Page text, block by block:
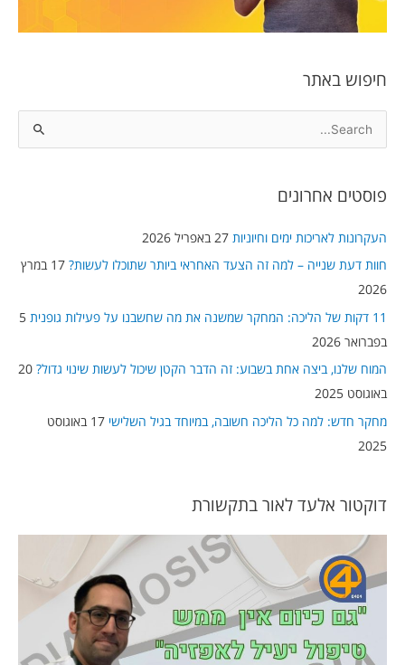
חיפוש באתר
r
r
:
פוסטים אחרונים
העקרונות לאריכות ימים וחיוניות 27 באפריל 2026
חוות דעת שנייה – למה זה הצעד האחראי ביותר שתוכלו לעשות?
17 במרץ
2026
11 דקות של הליכה: המחקר שמשנה את מה שחשבנו על פעילות גופנית
5
בפברואר 2026
המוח שלנו, ביצה אחת בשבוע: זה הדבר הקטן שיכול לעשות שינוי גדול? 20
באוגוסט 2025
מחקר חדש: למה כל הליכה חשובה, במיוחד בגיל השלישי
17 באוגוסט
2025
דוקטור אלעד לאור בתקשורת